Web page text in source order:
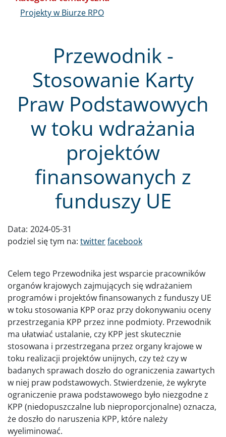
Przewodnik -
Stosowanie Karty
Praw Podstawowych
w toku wdrażania
projektów
finansowanych z
funduszy UE
Data: 2024-05-31
podziel się tym na: twitterfacebook
Celem tego Przewodnika jest wsparcie pracowników
organów krajowych zajmujących się wdrażaniem
programów i projektów finansowanych z funduszy UE
w toku stosowania KPP oraz przy dokonywaniu oceny
przestrzegania KPP przez inne podmioty. Przewodnik
ma ułatwiać ustalanie, czy KPP jest skutecznie
stosowana i przestrzegana przez organy krajowe w
toku realizacji projektów unijnych, czy też czy w
badanych sprawach doszło do ograniczenia zawartych
w niej praw podstawowych. Stwierdzenie, że wykryte
ograniczenie prawa podstawowego było niezgodne z
KPP (niedopuszczalne lub nieproporcjonalne) oznacza,
że doszło do naruszenia KPP, które należy
wyeliminować.
Projekty w Biurze RPO